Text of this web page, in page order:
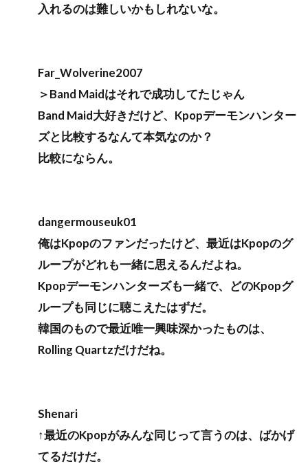
入れるのは難しいかもしれないな。
Far_Wolverine2007
＞Band Maidはそれで成功してたじゃん
Band Maid大好きだけど、Kpopデーモンハンター
ズと比較するなんて本気なのか？
比較にならん。
dangermouseuk01
俺はKpopのファンだったけど、最近はKpopのグ
ループがどれも一緒に思えるんだよね。
Kpopデーモンハンターズも一緒で、どのKpopグ
ループも同じに聴こえたはずだ。
韓国のもので最近唯一興味深かったものは、
Rolling Quartzだけだね。
Shenari
↑最近のKpopがみんな同じって言うのは、ばかげ
てるだけだ。